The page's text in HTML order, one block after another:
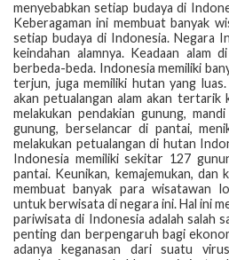
menyebabkan setiap budaya di
Keberagaman ini membuat banyak
setiap budaya di Indonesia. Negara
keindahan alamnya. Keadaan alam
berbeda-beda. Indonesia memiliki
terjun, juga memiliki hutan yang
akan petualangan alam akan
melakukan pendakian gunung,
gunung, berselancar di pantai,
melakukan petualangan di hutan
Indonesia memiliki sekitar 127
pantai. Keunikan, kemajemukan, dan
membuat banyak para wisatawan
untuk berwisata di negara ini. Hal ini
pariwisata di Indonesia adalah salah
penting dan berpengaruh bagi
adanya keganasan dari suatu